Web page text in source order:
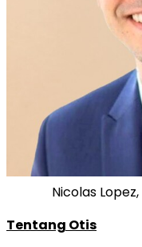
Nicolas
Tentang Otis